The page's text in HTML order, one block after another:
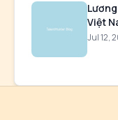
Việt
Jul 12,